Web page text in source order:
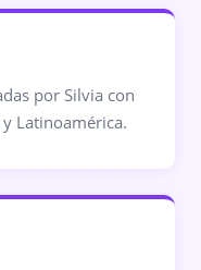
por Silvia con
Latinoamérica.